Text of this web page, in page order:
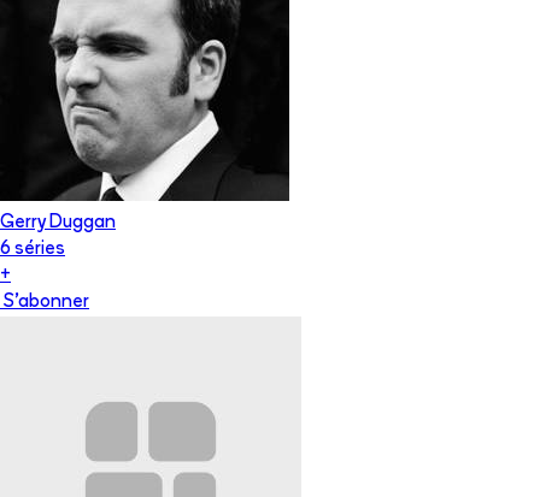
Gerry Duggan
6 séries
+
S'abonner